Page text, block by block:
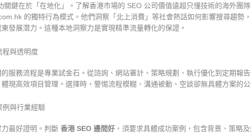
關鍵在於「在地化」。了解香港市場的 SEO 公司價值遠超只懂技術的海外團
的獨特行為模式。他們洞察「北上消費」等社會熱話如何影響搜尋趨勢
發展潛力。這種本地洞察力是實現精準流量轉化的保證。
程與透明度
服務流程是專業試金石。從諮詢、網站審計、策略規劃、執行優化到定期報
體現高效項目管理。選擇時，警惕流程模糊、溝通被動、空談卻無具體方案的公
例與行業經驗
最好證明。判斷 香港 SEO 邊間好 ，須要求具體成功案例，包含背景、策略